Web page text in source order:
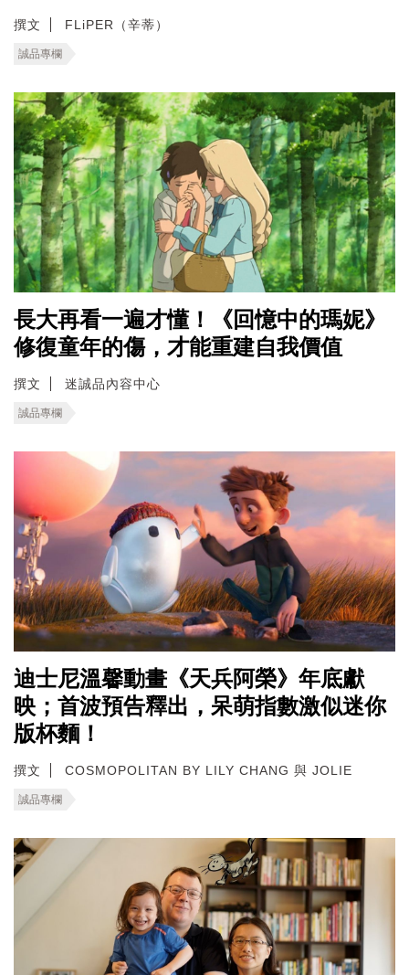
撰文 FLiPER（辛蒂）
誠品專欄
長大再看一遍才懂！《回憶中的瑪妮》
修復童年的傷，才能重建自我價值
撰文 迷誠品內容中心
誠品專欄
迪士尼溫馨動畫《天兵阿榮》年底獻
映；首波預告釋出，呆萌指數激似迷你
版杯麵！
撰文 COSMOPOLITAN BY LILY CHANG 與 JOLIE
誠品專欄